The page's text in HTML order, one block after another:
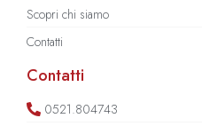
Scopri chi siamo
Contatti
Contatti
0521.804743